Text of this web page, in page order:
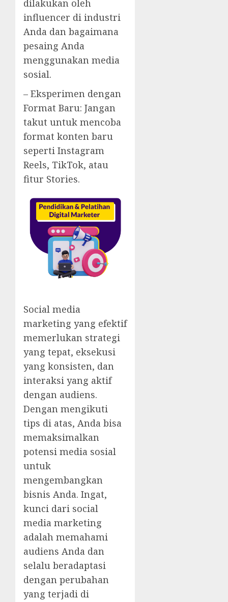
dilakukan oleh
influencer di industri
Anda dan bagaimana
pesaing Anda
menggunakan media
sosial.
– Eksperimen dengan
Format Baru: Jangan
takut untuk mencoba
format konten baru
seperti Instagram
Reels, TikTok, atau
fitur Stories.
Social media
marketing yang efektif
memerlukan strategi
yang tepat, eksekusi
yang konsisten, dan
interaksi yang aktif
dengan audiens.
Dengan mengikuti
tips di atas, Anda bisa
memaksimalkan
potensi media sosial
untuk
mengembangkan
bisnis Anda. Ingat,
kunci dari social
media marketing
adalah memahami
audiens Anda dan
selalu beradaptasi
dengan perubahan
yang terjadi di